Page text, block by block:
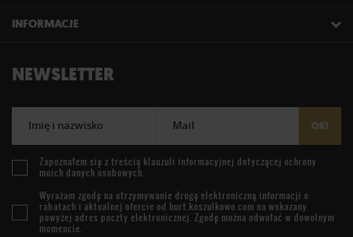
INFORMACJE
NEWSLETTER
Imię i nazwisko Mail OK!
Zapoznałem się z treścią klauzuli informacyjnej dotyczącej ochrony
moich danych osobowych.
Wyrażam zgodę na otrzymywanie drogą elektroniczną informacji o
rabatach i aktualnej ofercie od hurt.koszulkowo.com na wskazany
powyżej adres poczty elektronicznej. Zgodę można odwołać w dowolnym
momencie.